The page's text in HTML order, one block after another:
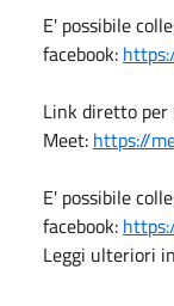
E' possibile
facebook:
Link diretto per
Meet: https://
E' possibile
facebook:
Leggi ulteriori